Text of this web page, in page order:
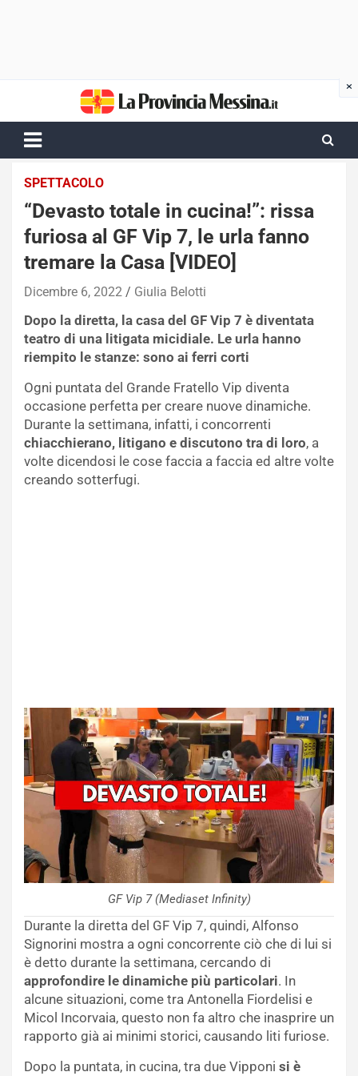
content
SPETTACOLO
“Devasto totale in cucina!”: rissa
furiosa al GF Vip 7, le urla fanno
tremare la Casa [VIDEO]
Dicembre 6, 2022 Giulia Belotti
Dopo la diretta, la casa del GF Vip 7 è diventata
teatro di una litigata micidiale. Le urla hanno
riempito le stanze: sono ai ferri corti
Ogni puntata del Grande Fratello Vip diventa
occasione perfetta per creare nuove dinamiche.
Durante la settimana, infatti, i concorrenti
chiacchierano, litigano e discutono tra di loro, a
volte dicendosi le cose faccia a faccia ed altre volte
creando sotterfugi.
GF Vip 7 (Mediaset Infinity)
Durante la diretta del GF Vip 7, quindi, Alfonso
Signorini mostra a ogni concorrente ciò che di lui si
è detto durante la settimana, cercando di
approfondire le dinamiche più particolari. In
alcune situazioni, come tra Antonella Fiordelisi e
Micol Incorvaia, questo non fa altro che inasprire un
rapporto già ai minimi storici, causando liti furiose.
Dopo la puntata, in cucina, tra due Vipponi si è